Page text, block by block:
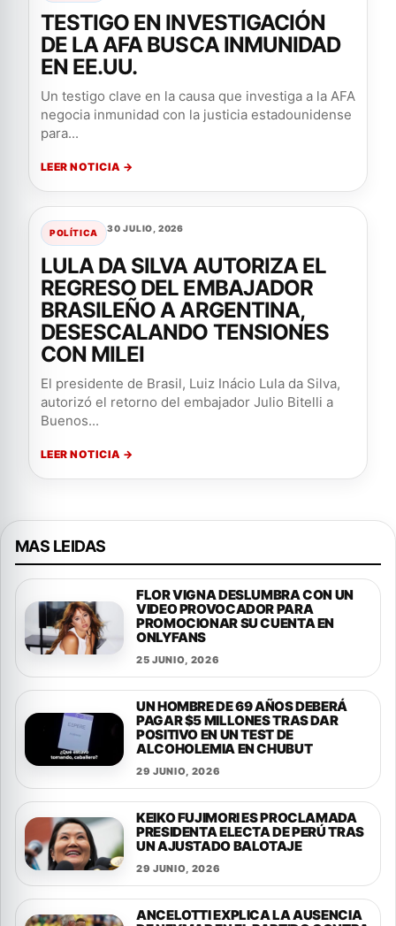
TESTIGO EN INVESTIGACIÓN
DE LA AFA BUSCA INMUNIDAD
EN EE.UU.
Un testigo clave en la causa que investiga a la AFA
negocia inmunidad con la justicia estadounidense
para...
LEER NOTICIA →
POLÍTICA 30 JULIO, 2026
LULA DA SILVA AUTORIZA EL
REGRESO DEL EMBAJADOR
BRASILEÑO A ARGENTINA,
DESESCALANDO TENSIONES
CON MILEI
El presidente de Brasil, Luiz Inácio Lula da Silva,
autorizó el retorno del embajador Julio Bitelli a
Buenos...
LEER NOTICIA →
MAS LEIDAS
FLOR VIGNA DESLUMBRA CON UN
VIDEO PROVOCADOR PARA
PROMOCIONAR SU CUENTA EN
ONLYFANS
25 JUNIO, 2026
UN HOMBRE DE 69 AÑOS DEBERÁ
PAGAR $5 MILLONES TRAS DAR
POSITIVO EN UN TEST DE
ALCOHOLEMIA EN CHUBUT
29 JUNIO, 2026
KEIKO FUJIMORI ES PROCLAMADA
PRESIDENTA ELECTA DE PERÚ TRAS
UN AJUSTADO BALOTAJE
29 JUNIO, 2026
ANCELOTTI EXPLICA LA AUSENCIA